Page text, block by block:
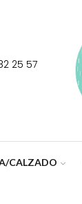
25 57
CALZADO